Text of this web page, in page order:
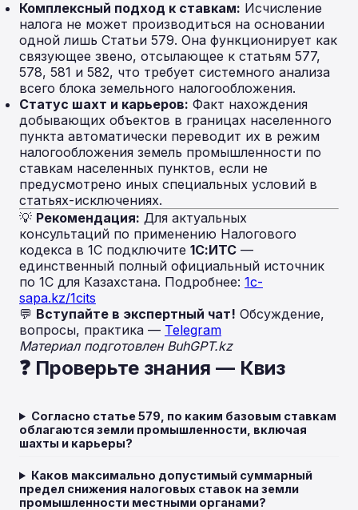
Комплексный подход к ставкам: Исчисление
налога не может производиться на основании
одной лишь Статьи 579. Она функционирует как
связующее звено, отсылающее к статьям 577,
578, 581 и 582, что требует системного анализа
всего блока земельного налогообложения.
Статус шахт и карьеров: Факт нахождения
добывающих объектов в границах населенного
пункта автоматически переводит их в режим
налогообложения земель промышленности по
ставкам населенных пунктов, если не
предусмотрено иных специальных условий в
статьях-исключениях.
💡 Рекомендация: Для актуальных
консультаций по применению Налогового
кодекса в 1С подключите 1С:ИТС —
единственный полный официальный источник
по 1С для Казахстана. Подробнее: 1c-
sapa.kz/1cits
💬 Вступайте в экспертный чат! Обсуждение,
вопросы, практика — Telegram
Материал подготовлен BuhGPT.kz
❓ Проверьте знания — Квиз
Согласно статье 579, по каким базовым ставкам
облагаются земли промышленности, включая
шахты и карьеры?
Каков максимально допустимый суммарный
предел снижения налоговых ставок на земли
промышленности местными органами?